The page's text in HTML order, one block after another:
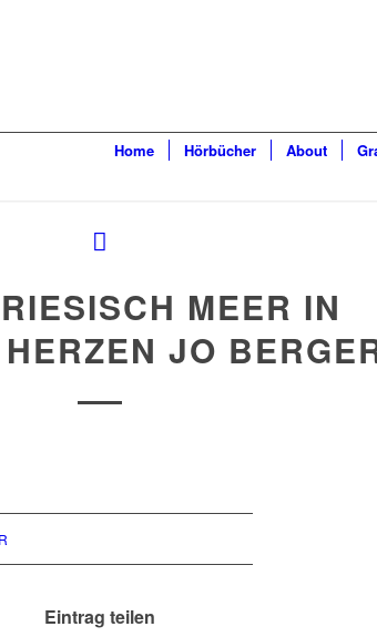
Home Hörbücher About
MEER IN
JO
Eintrag teilen